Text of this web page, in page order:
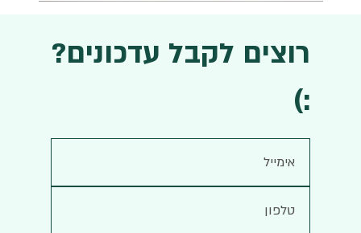
רוצים לקבל עדכונים?
:)